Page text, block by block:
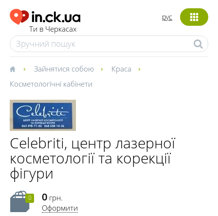
Ти в Черкасах
рус
Зайнятися собою
Краса
Косметологічні кабінети
Celebriti, центр лазерної
косметології та корекції
фігури
0 0 грн.
Оформити